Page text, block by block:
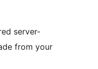
server-
from your